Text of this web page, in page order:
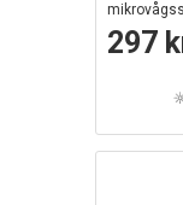
ljuskälla
297